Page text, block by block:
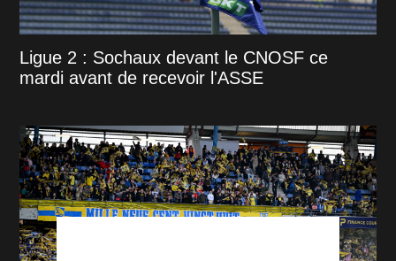
Ligue 2 : Sochaux devant le CNOSF ce
mardi avant de recevoir l'ASSE